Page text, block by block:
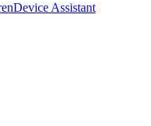
Assistant